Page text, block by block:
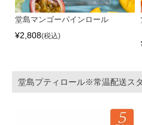
堂島マンゴーパインロール
¥2,808 税込
堂島プティロール※常温配送ス